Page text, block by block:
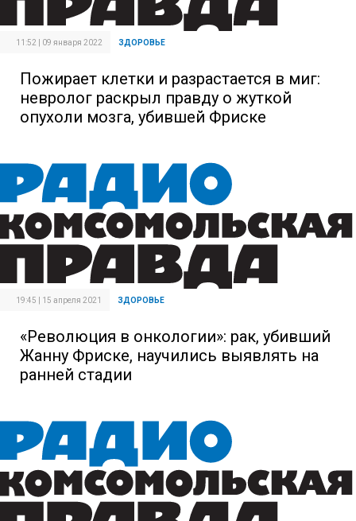
11:52 | 09 января 2022 ЗДОРОВЬЕ
Пожирает клетки и разрастается в миг:
невролог раскрыл правду о жуткой
опухоли мозга, убившей Фриске
19:45 | 15 апреля 2021 ЗДОРОВЬЕ
«Революция в онкологии»: рак, убивший
Жанну Фриске, научились выявлять на
ранней стадии